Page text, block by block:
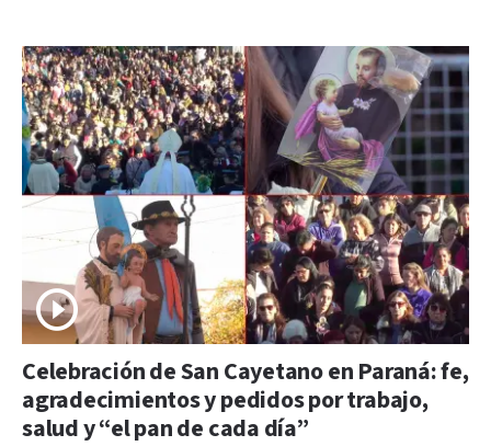
Celebración de San Cayetano en Paraná: fe,
agradecimientos y pedidos por trabajo,
salud y “el pan de cada día”